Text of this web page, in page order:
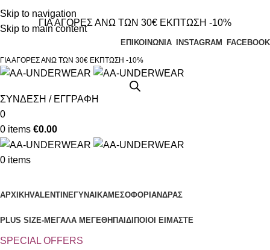
Skip to navigation
Skip to main content
Τηλεφωνικές παραγγελίες 23210 97300
ΓΙΑ ΑΓΟΡΕΣ ΑΝΩ ΤΩΝ 30€ ΕΚΠΤΩΣΗ -10%
ΕΠΙΚΟΙΝΩΝΙΑ INSTAGRAM FACEBOOK
ΓΙΑ ΑΓΟΡΕΣ ΑΝΩ ΤΩΝ 30€ ΕΚΠΤΩΣΗ -10%
ΣΥΝΔΕΣΗ / ΕΓΓΡΑΦΗ
0
0 items €0.00
0 items
ΑΡΧΙΚΗVALENTINEΓΥΝΑΙΚΑΜΕΣΟΦΟΡΙ ΑΝΔΡΑΣ
PLUS SIZE-ΜΕΓΑΛΑ ΜΕΓΕΘΗ ΠΑΙΔΙ ΠΟΙΟΙ ΕΙΜΑΣΤΕ
SPECIAL OFFERS